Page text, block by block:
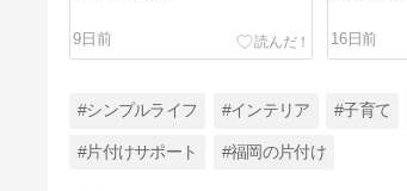
9日前 16日前
#シンプルライフ #インテリア #子育て
#片付けサポート #福岡の片付け